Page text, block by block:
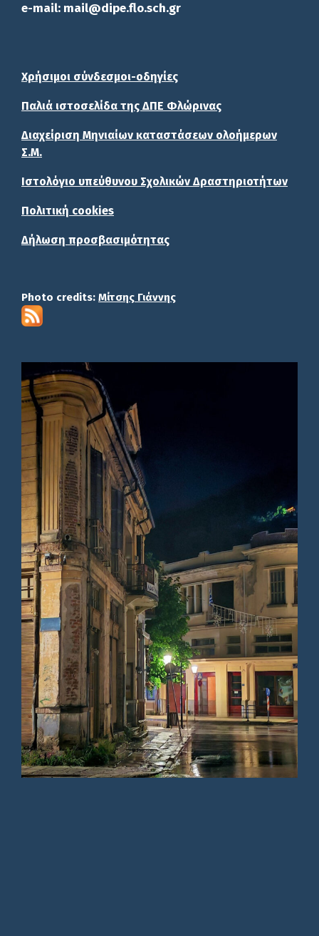
e-mail: mail@dipe.flo.sch.gr
Χρήσιμοι σύνδεσμοι-οδηγίες
Παλιά ιστοσελίδα της ΔΠΕ Φλώρινας
Διαχείριση Μηνιαίων καταστάσεων ολοήμερων
Σ.Μ.
Ιστολόγιο υπεύθυνου Σχολικών Δραστηριοτήτων
Πολιτική cookies
Δήλωση προσβασιμότητας
Photo credits: Μίτσης Γιάννης